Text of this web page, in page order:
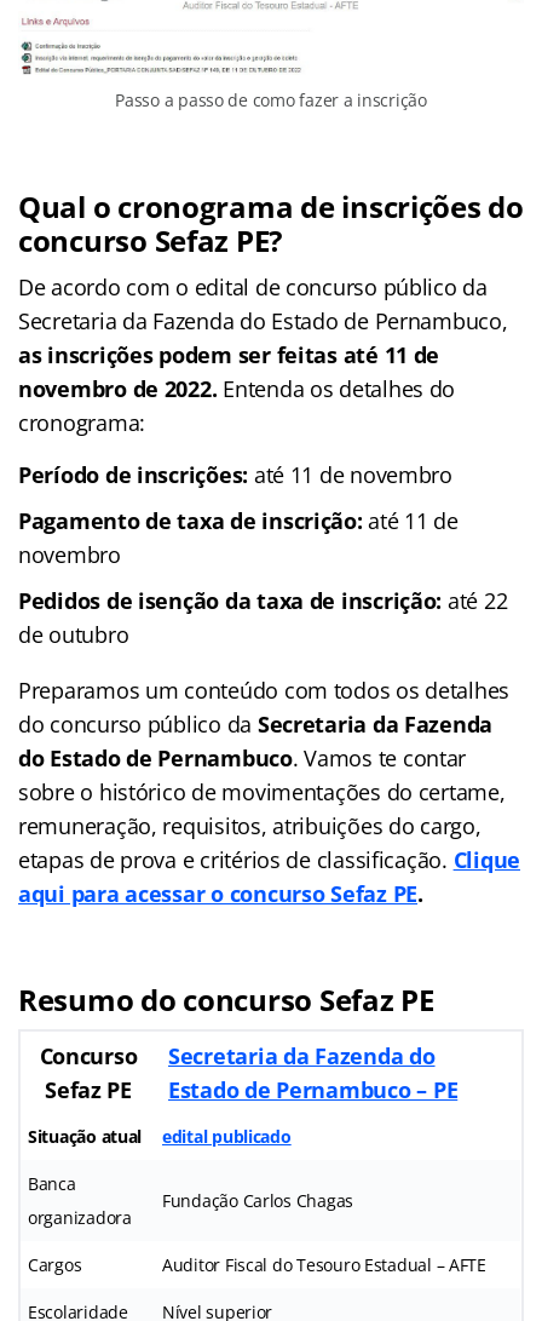
Passo a passo de como fazer a inscrição
Qual o cronograma de inscrições do
concurso Sefaz PE?
De acordo com o edital de concurso público da
Secretaria da Fazenda do Estado de Pernambuco,
as inscrições podem ser feitas até 11 de
novembro de 2022. Entenda os detalhes do
cronograma:
Período de inscrições: até 11 de novembro
Pagamento de taxa de inscrição: até 11 de
novembro
Pedidos de isenção da taxa de inscrição: até 22
de outubro
Preparamos um conteúdo com todos os detalhes
do concurso público da Secretaria da Fazenda
do Estado de Pernambuco. Vamos te contar
sobre o histórico de movimentações do certame,
remuneração, requisitos, atribuições do cargo,
etapas de prova e critérios de classificação. Clique
aqui para acessar o concurso Sefaz PE.
Resumo do concurso Sefaz PE
Concurso
Sefaz PE
Secretaria da Fazenda do
Estado de Pernambuco – PE
Situação atual edital publicado
Banca
organizadora
Fundação Carlos Chagas
Cargos Auditor Fiscal do Tesouro Estadual – AFTE
Escolaridade Nível superior